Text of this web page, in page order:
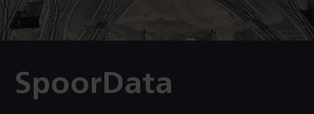
SpoorData